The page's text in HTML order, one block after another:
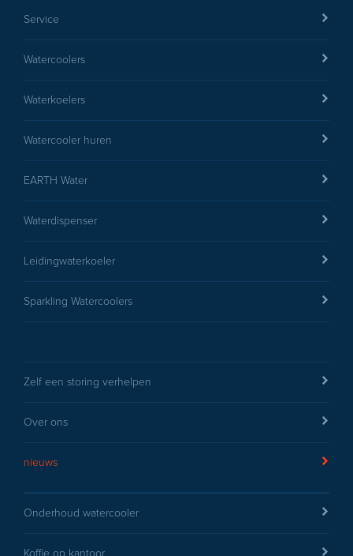
Service
Watercoolers
Waterkoelers
Watercooler huren
EARTH Water
Waterdispenser
Leidingwaterkoeler
Sparkling Watercoolers
Zelf een storing verhelpen
Over ons
nieuws
Onderhoud watercooler
Koffie op kantoor